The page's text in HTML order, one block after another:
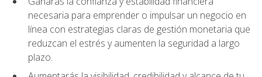
necesaria para emprender o impulsar un negocio en
línea con estrategias claras de gestión monetaria que
reduzcan el estrés y aumenten la seguridad a largo
plazo.